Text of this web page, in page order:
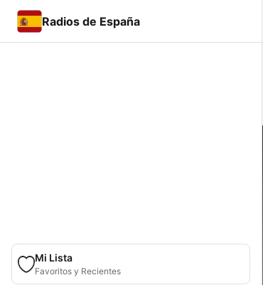
Radios de España
Mi Lista
Favoritos y Recientes